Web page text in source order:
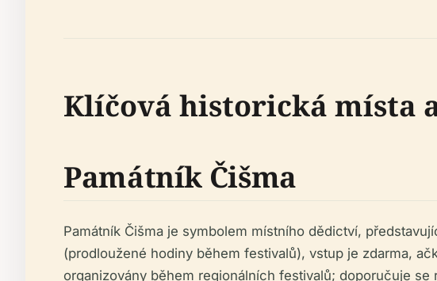
Klíčová historická místa
Památník Čišma
Památník Čišma je symbolem místního dědictví,
(prodloužené hodiny během festivalů), vstup je zdarma,
organizovány během regionálních festivalů; doporučuje se